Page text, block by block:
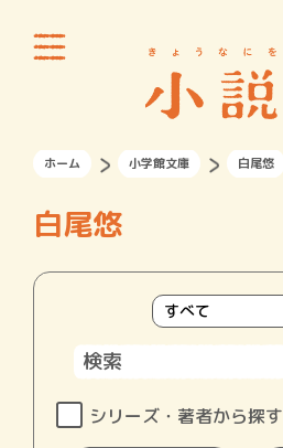
ホーム 小学館文庫 白尾悠
白尾悠
シリーズ・著者から探す